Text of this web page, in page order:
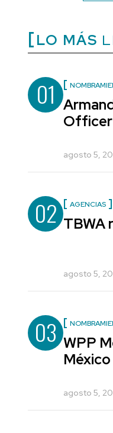
LO MÁS
01
Officer
agosto 5,
02 AGENCIAS
TBWA
agosto 5,
03 WPP
agosto 5,